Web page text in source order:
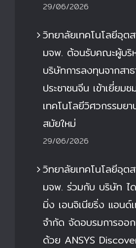
29/06/2026
วิทยาลัยเทคโนโลยีอุต
มจพ. ต้อนรับคณะผู้บริห
บริษัทการลงทุนจากสา
ประชาชนจีน เข้าเยี่ยม
เทคโนโลยีวิศวกรรมย
สมัยใหม่
29/06/2026
วิทยาลัยเทคโนโลยีอุต
มจพ. ร่วมกับ บริษัท ไ
มิ่ง เอนจิเนียริ่ง แอนด์
จำกัด จัดอบรมการออ
ด้วย ANSYS